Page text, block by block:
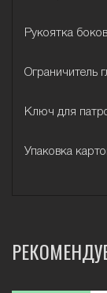
Рукоятка
Ограничитель
Ключ для
Упаковка